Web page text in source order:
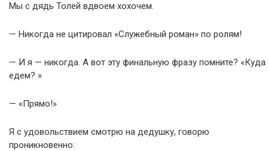
Мы с дядь Толей вдвоем хохочем.
— Никогда не цитировал «Служебный роман» по ролям!
— И я — никогда. А вот эту финальную фразу помните? «Куда
едем? »
— «Прямо!»
Я с удовольствием смотрю на дедушку, говорю
проникновенно: